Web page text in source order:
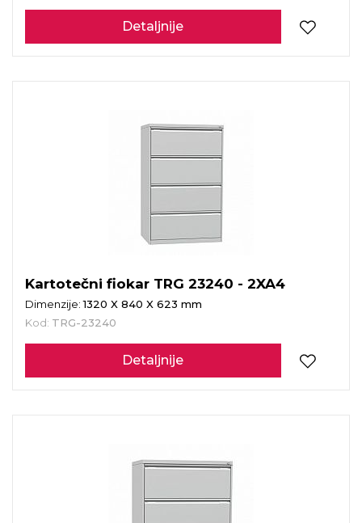
Detaljnije
Kartotečni fiokar TRG 23240 - 2XA4
Dimenzije:1320 X 840 X 623 mm
Kod: TRG-23240
Detaljnije